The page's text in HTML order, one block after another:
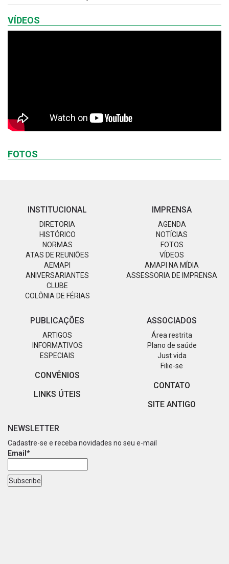
VÍDEOS
FOTOS
INSTITUCIONAL
DIRETORIA
HISTÓRICO
NORMAS
ATAS DE REUNIÕES
AEMAPI
ANIVERSARIANTES
CLUBE
COLÔNIA DE FÉRIAS
IMPRENSA
AGENDA
NOTÍCIAS
FOTOS
VÍDEOS
AMAPI NA MÍDIA
ASSESSORIA DE IMPRENSA
PUBLICAÇÕES
ARTIGOS
INFORMATIVOS
ESPECIAIS
CONVÊNIOS
LINKS ÚTEIS
ASSOCIADOS
Área restrita
Plano de saúde
Just vida
Filie-se
CONTATO
SITE ANTIGO
NEWSLETTER
Cadastre-se e receba novidades no seu e-mail
Email*